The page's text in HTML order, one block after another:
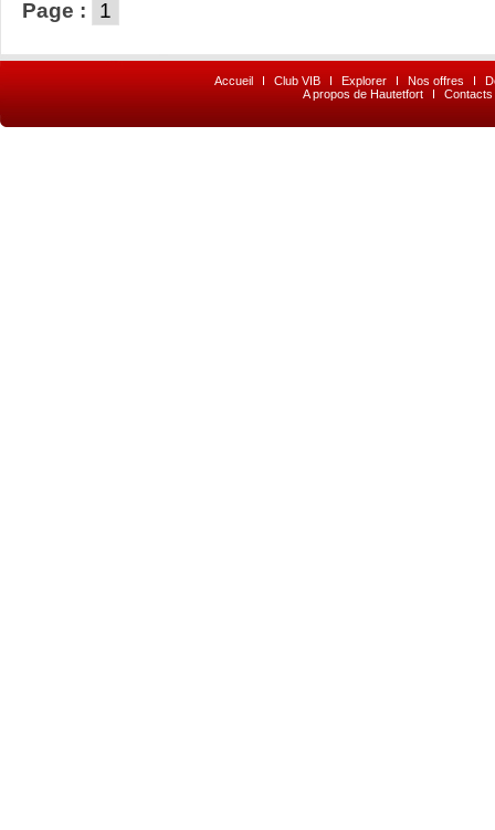
Page : 1
Accueil I Club VIB I Explorer I Nos offres I
A propos de Hautetfort
I Contacts